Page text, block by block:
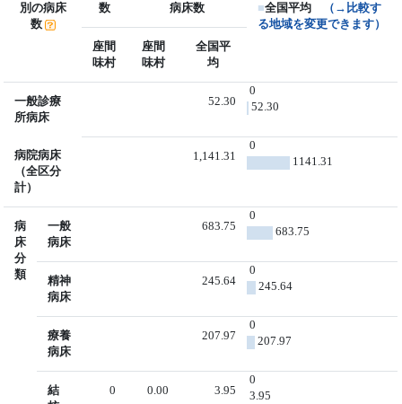
別の病床
数
数
病床数
■全国平均
（→比較す
る地域を変更できます）
座間
味村
座間
味村
全国平
均
一般診療
所病床
52.30
0
52.30
病院病床
（全区分
計）
1,141.31
0
1141.31
病
床
分
類
一般
病床
683.75
0
683.75
精神
病床
245.64
0
245.64
療養
病床
207.97
0
207.97
結
0 0.00 3.95
0
3.95